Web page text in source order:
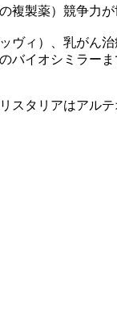
製薬）競争力が
ヴィ）、乳がん
イオシミラー
タリアはアル